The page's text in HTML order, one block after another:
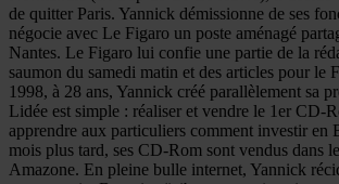
de quitter Paris. Yannick démissionne de ses
négocie avec Le Figaro un poste aménagé
Nantes. Le Figaro lui confie une partie de la
saumon du samedi matin et des articles pour le
1998, à 28 ans, Yannick créé parallèlement sa
Lidée est simple : réaliser et vendre le 1er CD-
apprendre aux particuliers comment investir en
mois plus tard, ses CD-Rom sont vendus dans
Amazone. En pleine bulle internet, Yannick